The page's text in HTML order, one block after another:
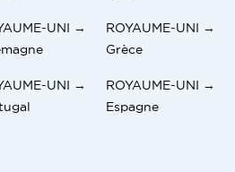
UNI →
ROYAUME-UNI →
Grèce
UNI →
ROYAUME-UNI →
Espagne